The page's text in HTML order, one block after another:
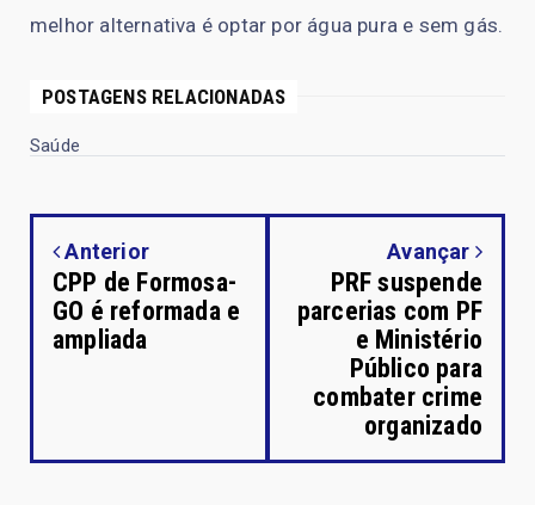
melhor alternativa é optar por água pura e sem gás.
POSTAGENS RELACIONADAS
Saúde
Anterior
CPP de Formosa-
GO é reformada e
ampliada
Avançar
PRF suspende
parcerias com PF
e Ministério
Público para
combater crime
organizado